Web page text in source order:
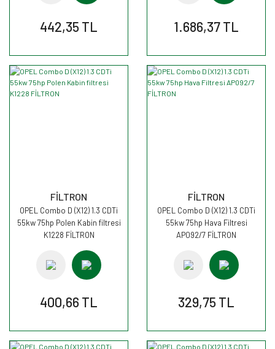
442,35 TL 1.686,37 TL
FİLTRON
OPEL Combo D (X12) 1.3 CDTi
55kw 75hp Polen Kabin filtresi
K1228 FİLTRON
400,66 TL
FİLTRON
OPEL Combo D (X12) 1.3 CDTi
55kw 75hp Hava Filtresi
AP092/7 FİLTRON
329,75 TL